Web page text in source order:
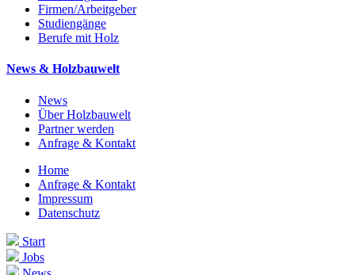
Firmen/Arbeitgeber
Studiengänge
Berufe mit Holz
News & Holzbauwelt
News
Über Holzbauwelt
Partner werden
Anfrage & Kontakt
Home
Anfrage & Kontakt
Impressum
Datenschutz
Start
Jobs